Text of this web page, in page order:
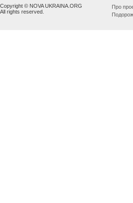
Copyright © NOVA UKRAINA.ORG
All rights reserved.
Про
Подорож